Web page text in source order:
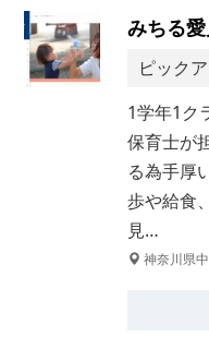
みちる
ピック
1学年1ク
保育士が
る為手厚
歩や給食
見…
神奈川県